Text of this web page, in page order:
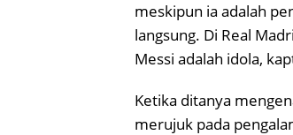
meskipun ia adalah
langsung. Di Real
Messi adalah idola,
Ketika ditanya
merujuk pada